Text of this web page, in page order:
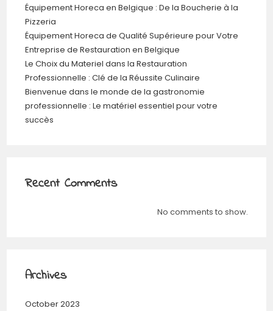
Équipement Horeca en Belgique : De la Boucherie à la
Pizzeria
Équipement Horeca de Qualité Supérieure pour Votre
Entreprise de Restauration en Belgique
Le Choix du Materiel dans la Restauration
Professionnelle : Clé de la Réussite Culinaire
Bienvenue dans le monde de la gastronomie
professionnelle : Le matériel essentiel pour votre
succès
Recent Comments
No comments to show.
Archives
October 2023